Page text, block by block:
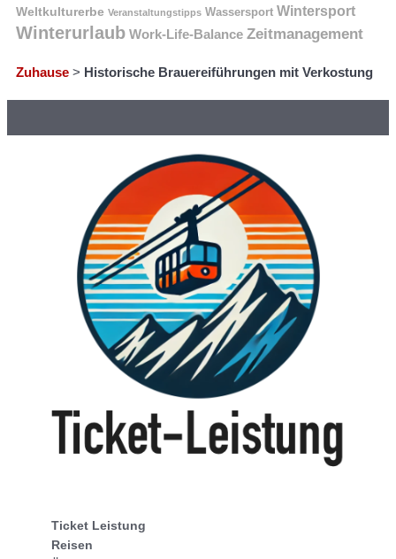
Weltkulturerbe Veranstaltungstipps Wassersport Wintersport
Winterurlaub Work-Life-Balance Zeitmanagement
Zuhause > Historische Brauereiführungen mit Verkostung
Ticket Leistung
Reisen